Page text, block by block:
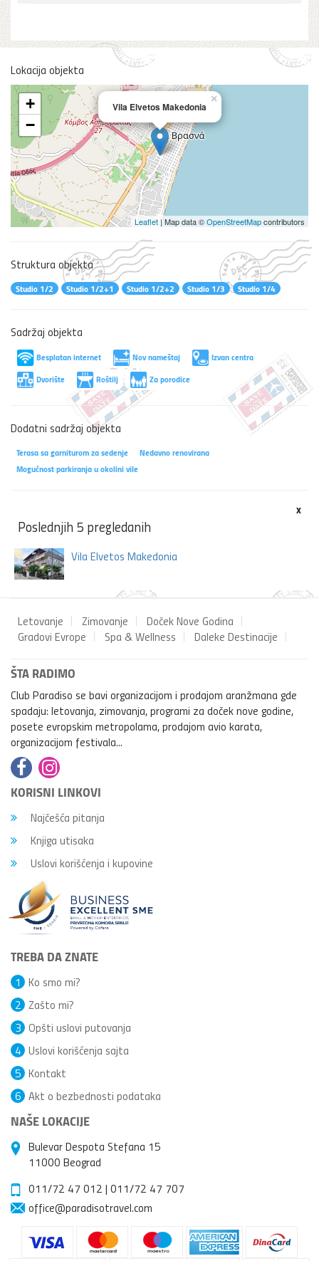
Lokacija objekta
Vila Elvetos Makedonia
×
+
−
Leaflet | Map data ©OpenStreetMapcontributors
Struktura objekta
Studio 1/2 Studio 1/2+1 Studio 1/2+2 Studio 1/3 Studio 1/4
Sadržaj objekta
Besplatan internet Nov nameštaj
Izvan centra
Dvorište
Roštilj Za porodice
Dodatni sadržaj objekta
Terasa sa garniturom za sedenje
Nedavno renovirana
Mogućnost parkiranja u okolini vile
x
Poslednjih 5 pregledanih
Vila Elvetos Makedonia
Letovanje Zimovanje
Doček Nove Godina
Gradovi Evrope
Spa & Wellness Daleke Destinacije
ŠTA RADIMO
Club Paradiso se bavi organizacijom i prodajom aranžmana gde
spadaju: letovanja, zimovanja, programi za doček nove godine,
posete evropskim metropolama, prodajom avio karata,
organizacijom festivala...
KORISNI LINKOVI
Najčešća pitanja
Knjiga utisaka
Uslovi korišćenja i kupovine
TREBA DA ZNATE
Ko smo mi?
1
Zašto mi?
2
Opšti uslovi putovanja
3
Uslovi korišćenja sajta
4
Kontakt
5
Akt o bezbednosti podataka
6
NAŠE LOKACIJE
Bulevar Despota Stefana 15
11000 Beograd
011/72 47 012 | 011/72 47 707
office@paradisotravel.com